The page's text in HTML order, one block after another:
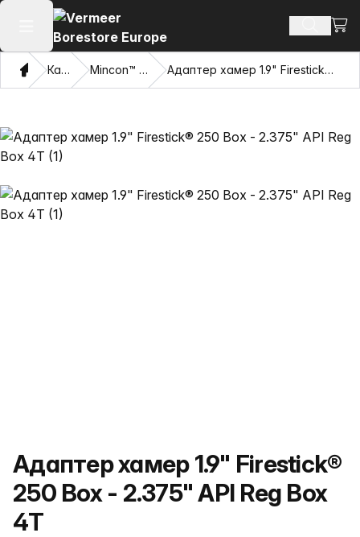
Отвори го главното мени
ДомаКаталог Mincon™ HDD чекани Адаптер хамер 1.9" Firestick® 250 Box - 2.375" API Reg Box 4T
Име на производот
Адаптер хамер 1.9" Firestick®
250 Box - 2.375" API Reg Box
4T